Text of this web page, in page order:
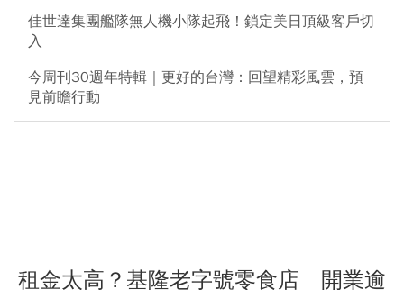
佳世達集團艦隊無人機小隊起飛！鎖定美日頂級客戶切
入
今周刊30週年特輯｜更好的台灣：回望精彩風雲，預
見前瞻行動
租金太高？基隆老字號零食店 開業逾